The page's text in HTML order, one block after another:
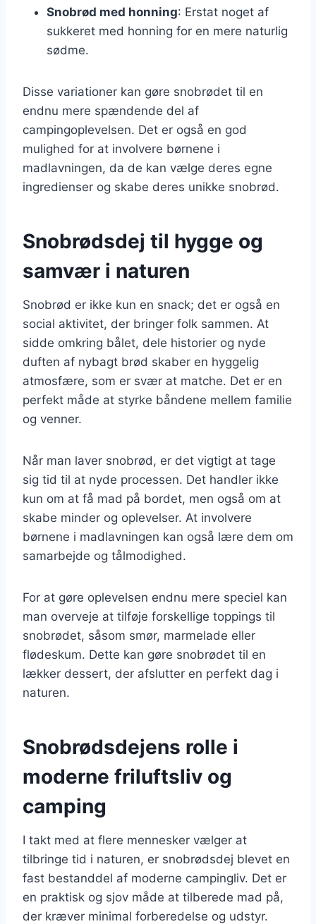
Snobrød med honning: Erstat noget af
sukkeret med honning for en mere naturlig
sødme.
Disse variationer kan gøre snobrødet til en
endnu mere spændende del af
campingoplevelsen. Det er også en god
mulighed for at involvere børnene i
madlavningen, da de kan vælge deres egne
ingredienser og skabe deres unikke snobrød.
Snobrødsdej til hygge og
samvær i naturen
Snobrød er ikke kun en snack; det er også en
social aktivitet, der bringer folk sammen. At
sidde omkring bålet, dele historier og nyde
duften af nybagt brød skaber en hyggelig
atmosfære, som er svær at matche. Det er en
perfekt måde at styrke båndene mellem familie
og venner.
Når man laver snobrød, er det vigtigt at tage
sig tid til at nyde processen. Det handler ikke
kun om at få mad på bordet, men også om at
skabe minder og oplevelser. At involvere
børnene i madlavningen kan også lære dem om
samarbejde og tålmodighed.
For at gøre oplevelsen endnu mere speciel kan
man overveje at tilføje forskellige toppings til
snobrødet, såsom smør, marmelade eller
flødeskum. Dette kan gøre snobrødet til en
lækker dessert, der afslutter en perfekt dag i
naturen.
Snobrødsdejens rolle i
moderne friluftsliv og
camping
I takt med at flere mennesker vælger at
tilbringe tid i naturen, er snobrødsdej blevet en
fast bestanddel af moderne campingliv. Det er
en praktisk og sjov måde at tilberede mad på,
der kræver minimal forberedelse og udstyr.